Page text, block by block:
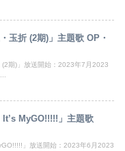
玉折 (2期)」主題歌 OP・
期)」放送開始：2023年7月2023
MyGO!!!!!」主題歌
」放送開始：2023年6月2023